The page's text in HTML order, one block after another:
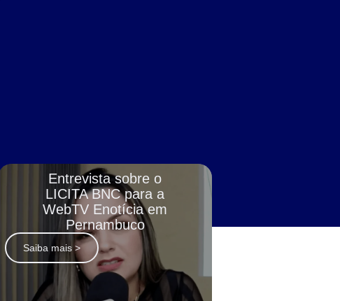
Entrevista sobre o
LICITA BNC para a
WebTV Enotícia em
Pernambuco
Saiba mais >